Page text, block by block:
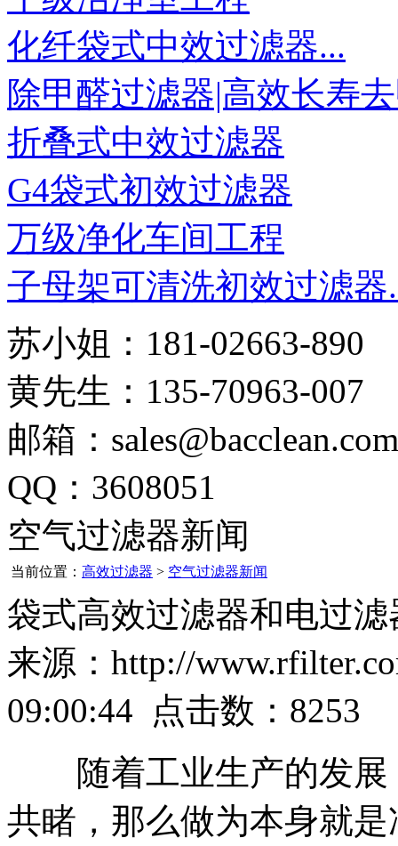
化纤袋式中效过滤器...
除甲醛过滤器|高效长寿
折叠式中效过滤器
G4袋式初效过滤器
万级净化车间工程
子母架可清洗初效过滤器
苏小姐：181-02663-890
黄先生：135-70963-007
邮箱：sales@bacclean.com
QQ：3608051
空气过滤器新闻
当前位置： 高效过滤器 > 空气过滤器新闻
袋式高效过滤器和电过
来源：http://
09:00:44 点击数：8253
随着工业生产的发展
共睹，那么做为本身就